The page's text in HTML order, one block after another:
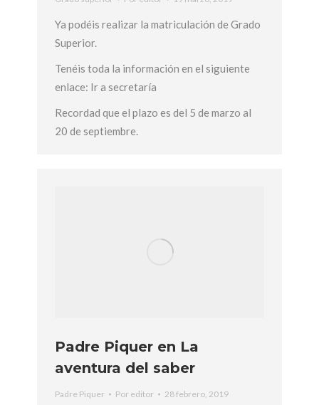
Ya podéis realizar la matriculación de Grado
Superior.
Tenéis toda la información en el siguiente
enlace: Ir a secretaría
Recordad que el plazo es del 5 de marzo al
20 de septiembre.
Padre Piquer en La
aventura del saber
Padre Piquer Por editor 28 febrero, 2019